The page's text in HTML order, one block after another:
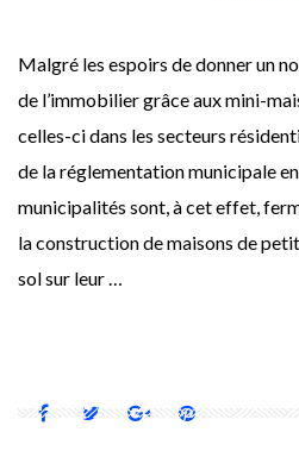
Malgré les espoirs de donner un
de l’immobilier grâce aux mini-
celles-ci dans les secteurs
de la réglementation municipale
municipalités sont, à cet effet,
la construction de maisons de
sol sur leur …